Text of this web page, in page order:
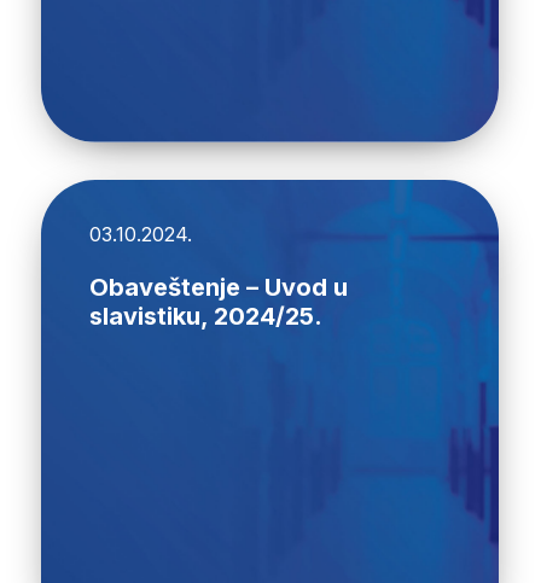
03.10.2024.
Obaveštenje – Uvod u
slavistiku, 2024/25.